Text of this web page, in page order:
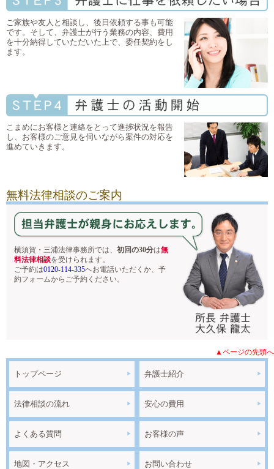
ご家族や友人と相談し、後日依頼する事も可能
です。そして、弁護士が行う業務の内容、費用
を十分納得していただいた上で、委任契約をし
ます。
こまめにお客様と連絡をとって進捗状況を報告
し、お客様のご意見を伺いながら案件の対応を
進めていきます。
無料法律相談のご案内
横須賀・三浦法律事務所では、 初回の30分は無
料法律相談を受けられます。
ご予約は0120-114-335へお電話いただくか、予
約フォームからご予約ください。
▲ページの先頭へ
トップページ 弁護士紹介
法律相談の流れ 安心の費用
よくある質問 お客様の声
地図・アクセス お問い合わせ